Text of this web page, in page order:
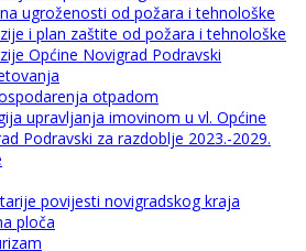
ugroženosti od požara i tehnološke
i plan zaštite od požara i tehnološke
Općine Novigrad Podravski
otpadom
upravljanja imovinom u vl. Općine
Podravski za razdoblje 2023.-2029.
povijesti novigradskog kraja
ploča